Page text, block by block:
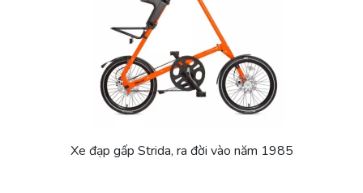
Xe đạp gấp Strida, ra đời vào năm 1985